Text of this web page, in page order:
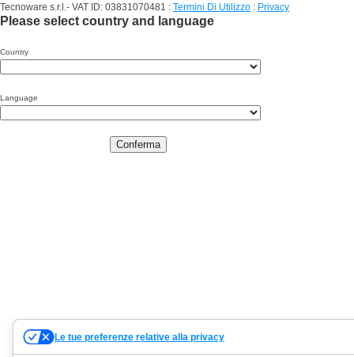
Tecnoware s.r.l.- VAT ID: 03831070481 : Termini Di Utilizzo : Privacy
Please select country and language
Country
Language
Conferma
Le tue preferenze relative alla privacy